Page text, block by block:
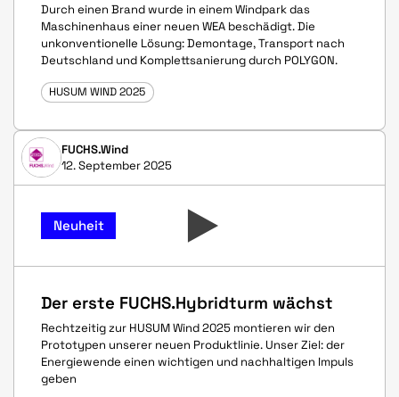
Durch einen Brand wurde in einem Windpark das
Maschinenhaus einer neuen WEA beschädigt. Die
unkonventionelle Lösung: Demontage, Transport nach
Deutschland und Komplettsanierung durch POLYGON.
HUSUM WIND 2025
FUCHS.Wind
12. September 2025
Neuheit
Der erste FUCHS.Hybridturm wächst
Rechtzeitig zur HUSUM Wind 2025 montieren wir den
Prototypen unserer neuen Produktlinie. Unser Ziel: der
Energiewende einen wichtigen und nachhaltigen Impuls
geben